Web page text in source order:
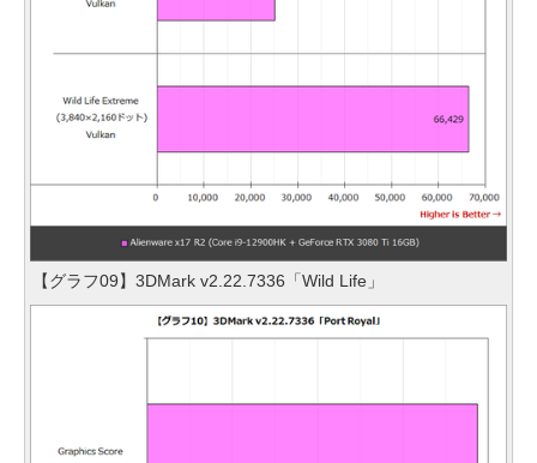
【グラフ09】3DMark v2.22.7336「Wild Life」